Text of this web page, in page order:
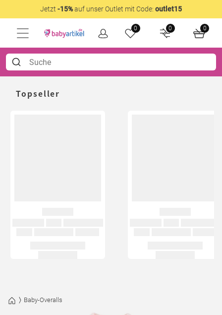
Jetzt -15%auf unser Outlet mit Code: outlet15
0 0 0
Topseller
Baby-Overalls